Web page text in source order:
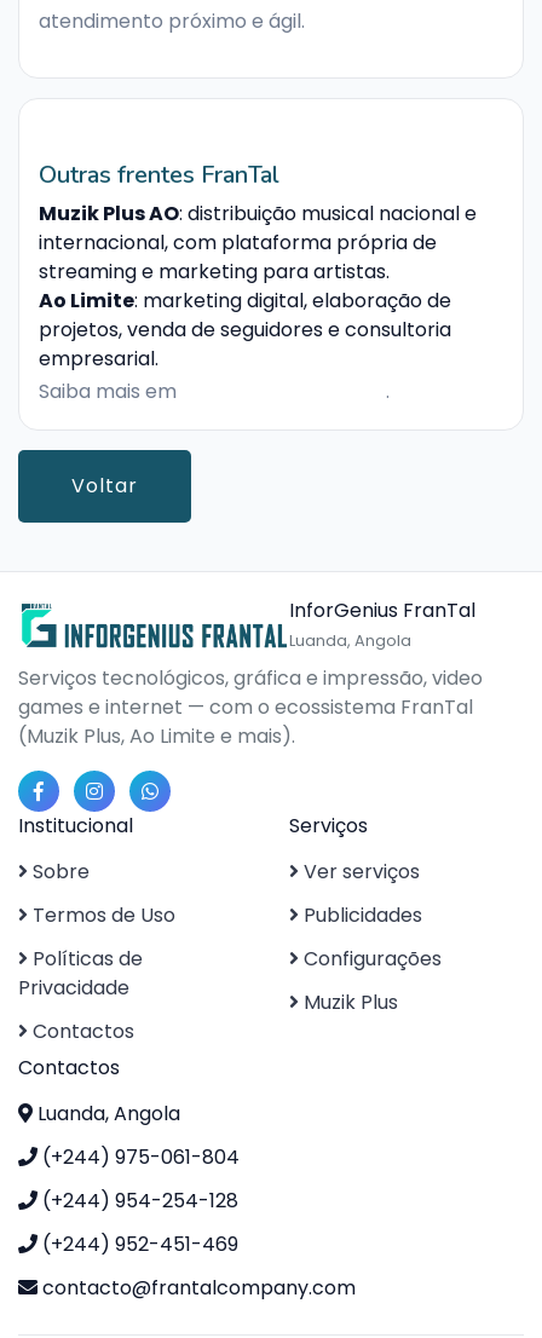
atendimento próximo e ágil.
Outras frentes FranTal
Muzik Plus AO: distribuição musical nacional e
internacional, com plataforma própria de
streaming e marketing para artistas.
Ao Limite: marketing digital, elaboração de
projetos, venda de seguidores e consultoria
empresarial.
Saiba mais em
.
Voltar
InforGenius FranTal
Luanda, Angola
Serviços tecnológicos, gráfica e impressão, video
games e internet — com o ecossistema FranTal
(Muzik Plus, Ao Limite e mais).
Institucional
Sobre
Termos de Uso
Políticas de
Privacidade
Contactos
Serviços
Ver serviços
Publicidades
Configurações
Muzik Plus
Contactos
Luanda, Angola
(+244) 975-061-804
(+244) 954-254-128
(+244) 952-451-469
contacto@frantalcompany.com